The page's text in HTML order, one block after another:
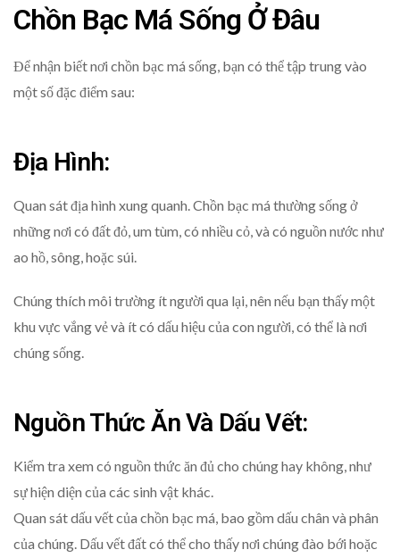
Chồn Bạc Má Sống Ở Đâu
Để nhận biết nơi chồn bạc má sống, bạn có thể tập trung vào
một số đặc điểm sau:
Địa Hình:
Quan sát địa hình xung quanh. Chồn bạc má thường sống ở
những nơi có đất đỏ, um tùm, có nhiều cỏ, và có nguồn nước như
ao hồ, sông, hoặc súi.
Chúng thích môi trường ít người qua lại, nên nếu bạn thấy một
khu vực vắng vẻ và ít có dấu hiệu của con người, có thể là nơi
chúng sống.
Nguồn Thức Ăn Và Dấu Vết:
Kiểm tra xem có nguồn thức ăn đủ cho chúng hay không, như
sự hiện diện của các sinh vật khác.
Quan sát dấu vết của chồn bạc má, bao gồm dấu chân và phân
của chúng. Dấu vết đất có thể cho thấy nơi chúng đào bới hoặc